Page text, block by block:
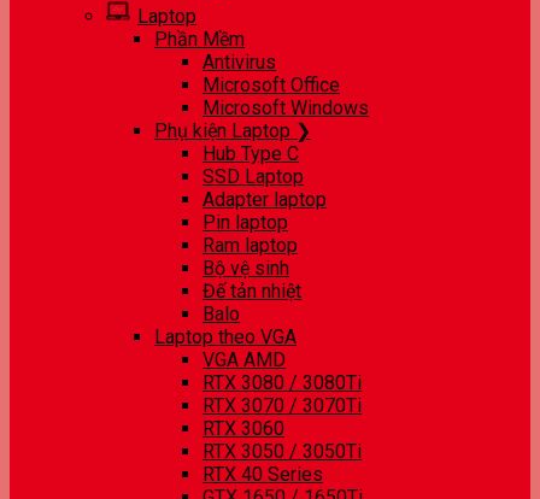
Laptop
Phần Mềm
Antivirus
Microsoft Office
Microsoft Windows
Phụ kiện Laptop ❯
Hub Type C
SSD Laptop
Adapter laptop
Pin laptop
Ram laptop
Bộ vệ sinh
Đế tản nhiệt
Balo
Laptop theo VGA
VGA AMD
RTX 3080 / 3080Ti
RTX 3070 / 3070Ti
RTX 3060
RTX 3050 / 3050Ti
RTX 40 Series